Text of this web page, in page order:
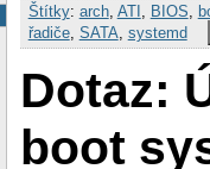
Štítky: arch, ATI BIOS
řadiče, SATA systemd
Dotaz:
boot